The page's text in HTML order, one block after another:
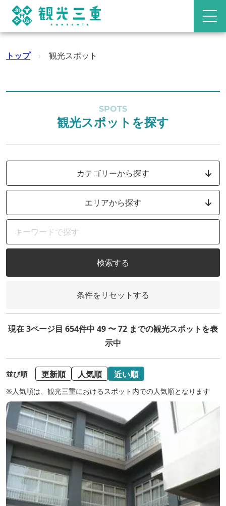
トップ › 観光スポット
SPOTS
観光スポットを探す
カテゴリーから探す
エリアから探す
検索する
条件をリセットする
現在 3ページ目 654件中 49 〜 72 までの観光スポットを表
示中
並び順 更新順 人気順 近い順
※人気順は、観光三重におけるスポット内での人気順となります